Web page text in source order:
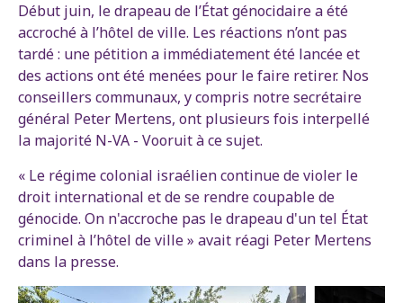
Début juin, le drapeau de l’État génocidaire a été
accroché à l’hôtel de ville. Les réactions n’ont pas
tardé : une pétition a immédiatement été lancée et
des actions ont été menées pour le faire retirer. Nos
conseillers communaux, y compris notre secrétaire
général Peter Mertens, ont plusieurs fois interpellé
la majorité N-VA - Vooruit à ce sujet.
« Le régime colonial israélien continue de violer le
droit international et de se rendre coupable de
génocide. On n'accroche pas le drapeau d'un tel État
criminel à l’hôtel de ville » avait réagi Peter Mertens
dans la presse.